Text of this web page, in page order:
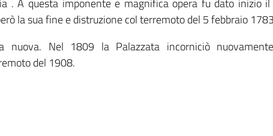
. A questa imponente e magnifica opera fu dato inizio
la sua fine e distruzione col terremoto del 5 febbraio
Nel 1809 la Palazzata incorniciò
del 1908.